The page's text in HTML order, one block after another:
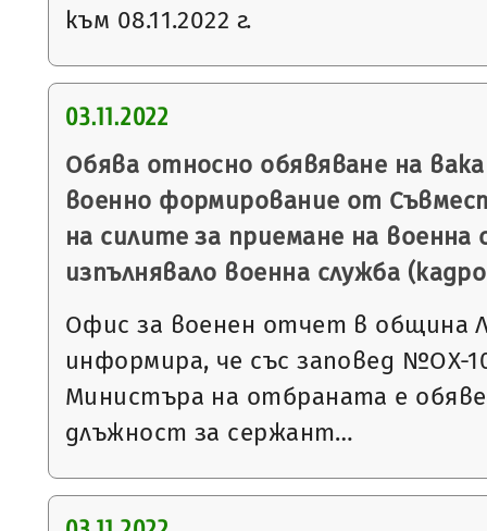
към 08.11.2022 г.
03.11.2022
Обява относно обявяване на
военно формирование от
на силите за приемане на военна
изпълнявало военна служба
Офис за военен отчет в община
информира, че със заповед №ОХ-
Министъра на отбраната е
длъжност за сержант…